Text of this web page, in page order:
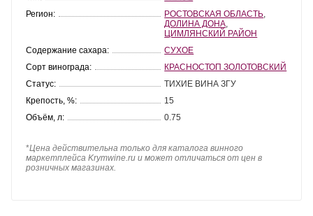
Регион:
РОСТОВСКАЯ ОБЛАСТЬ
ДОЛИНА ДОНА
ЦИМЛЯНСКИЙ РАЙОН
Содержание сахара:
СУХОЕ
Сорт винограда:
КРАСНОСТОП ЗОЛОТОВСКИЙ
Статус:
ТИХИЕ ВИНА ЗГУ
Крепость, %:
15
Объём, л:
0.75
*Цена действительна только для каталога винного
маркетплейса Krymwine.ru и может отличаться от цен в
розничных магазинах.